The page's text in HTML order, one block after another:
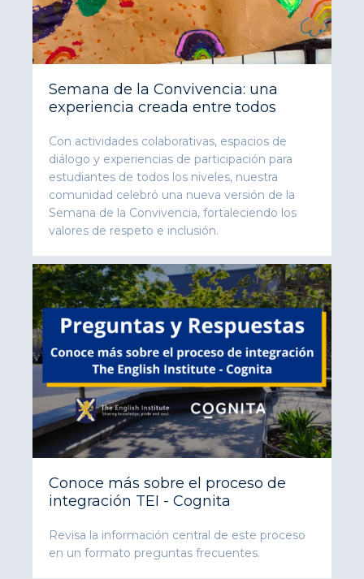
Semana de la Convivencia: una
experiencia creada entre todos
Con actividades colaborativas, espacios de
diálogo y experiencias de participación para
estudiantes de todos los niveles, nuestra
comunidad celebró una nueva versión de la
Semana de la Convivencia, fortaleciendo los
valores de respeto e inclusión.
Conoce más sobre el proceso de
integración TEI - Cognita
Revisa la información central de este proceso
en un formato preguntas frecuentes.